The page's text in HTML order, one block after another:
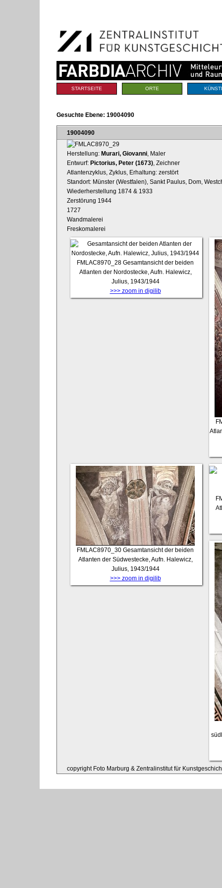
Navigation
Sektionen
STARTSEITE ORTE
Gesuchte Ebene: 19004090
19004090
Herstellung: Murari, Giovanni , Maler
Entwurf: Pictorius, Peter (1673) , Zeichner
Atlantenzyklus, Zyklus, Erhaltung: zerstört
Standort: Münster (Westfalen), Sankt Paulus, Dom,
Wiederherstellung 1874 & 1933
Zerstörung 1944
1727
Wandmalerei
Freskomalerei
FMLAC8970_28 Gesamtansicht der beiden
Atlanten der Nordostecke, Aufn. Halewicz,
Julius, 1943/1944
>>> zoom in digilib
FMLAC8970_30 Gesamtansicht der beiden
Atlanten der Südwestecke, Aufn. Halewicz,
Julius, 1943/1944
>>> zoom in digilib
copyright Foto Marburg & Zentralinstitut für